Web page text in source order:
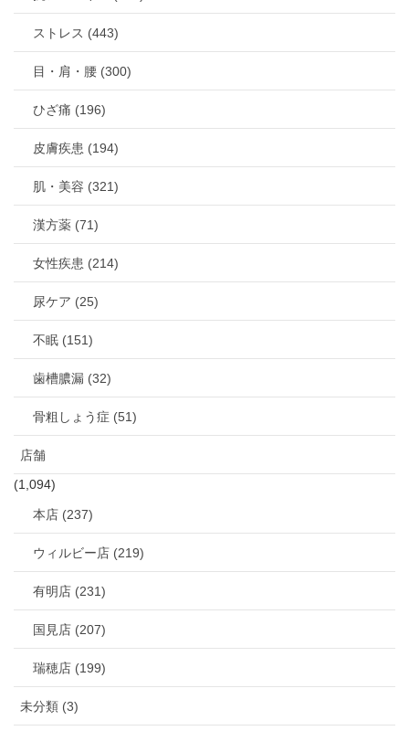
ストレス (443)
目・肩・腰 (300)
ひざ痛 (196)
皮膚疾患 (194)
肌・美容 (321)
漢方薬 (71)
女性疾患 (214)
尿ケア (25)
不眠 (151)
歯槽膿漏 (32)
骨粗しょう症 (51)
店舗
(1,094)
本店 (237)
ウィルビー店 (219)
有明店 (231)
国見店 (207)
瑞穂店 (199)
未分類 (3)